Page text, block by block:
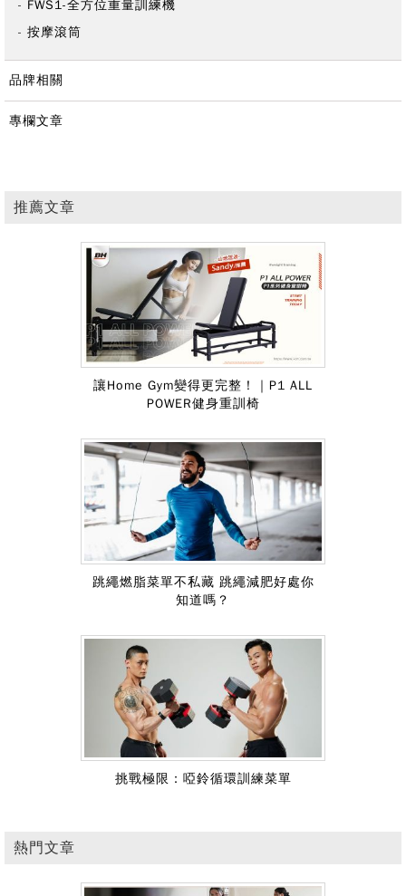
FWS1-全方位重量訓練機
按摩滾筒
品牌相關
專欄文章
推薦文章
讓Home Gym變得更完整！｜P1 ALL
POWER健身重訓椅
跳繩燃脂菜單不私藏 跳繩減肥好處你
知道嗎？
挑戰極限：啞鈴循環訓練菜單
熱門文章